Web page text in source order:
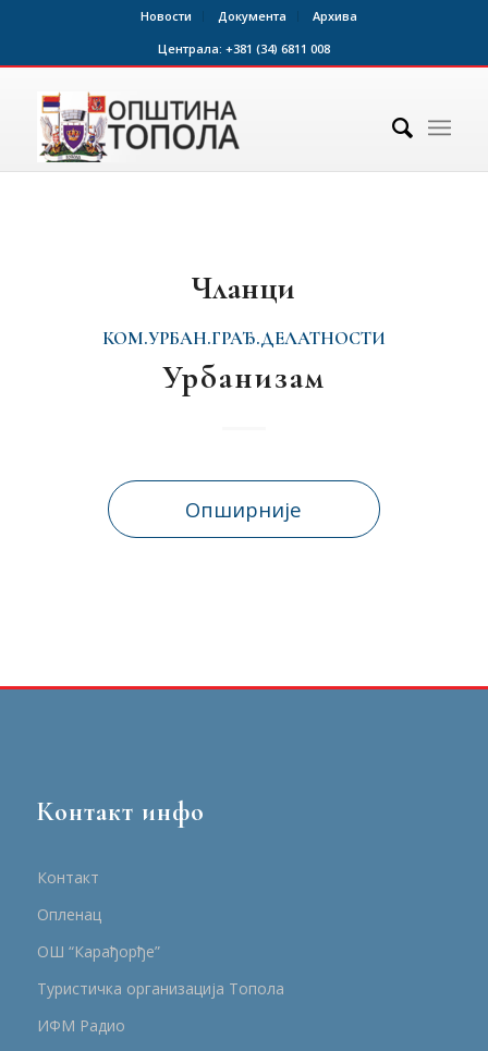
Новости Документа
Архива
Централа: +381 (34) 6811 008
Чланци
КОМ.УРБАН.ГРАЂ.ДЕЛАТНОСТИ
Урбанизам
Опширније
Контакт инфо
Контакт
Опленац
ОШ “Карађорђе”
Туристичка организација Топола
ИФМ Радио